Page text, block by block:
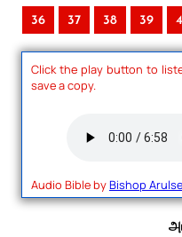
36 37 38 39
Click the play button to
save a copy.
Audio Bible byBishop